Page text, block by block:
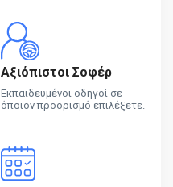
Αξιόπιστοι Σοφέρ
Εκπαιδευμένοι οδηγοί σε
όποιον προορισμό επιλέξετε.